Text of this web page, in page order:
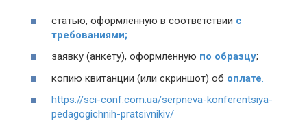
статью, оформленную в соответствии с
требованиями;
заявку (анкету), оформленную по образцу;
копию квитанции (или скриншот) об оплате.
https://sci-conf.com.ua/serpneva-konferentsiya-
pedagogichnih-pratsivnikiv/